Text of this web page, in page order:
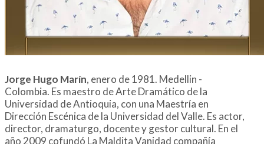
Jorge Hugo Marín, enero de 1981. Medellin -
Colombia. Es maestro de Arte Dramático de la
Universidad de Antioquia, con una Maestría en
Dirección Escénica de la Universidad del Valle. Es actor,
director, dramaturgo, docente y gestor cultural. En el
año 2009 cofundó La Maldita Vanidad compañía